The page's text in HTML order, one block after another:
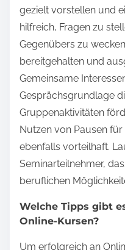
gezielt vorstellen und
hilfreich, Fragen zu
Gegenübers zu
bereitgehalten und
Gemeinsame
Gesprächsgrundlage
Gruppenaktivitäten
Nutzen von Pausen
ebenfalls vorteilhaft.
Seminarteilnehmer,
beruflichen
Welche Tipps gibt
Online-Kursen?
Um erfolgreich an